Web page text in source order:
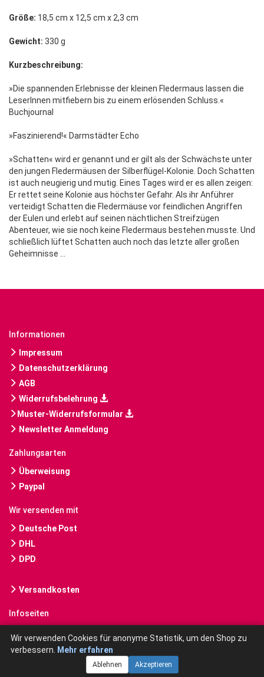
Größe: 18,5 cm x 12,5 cm x 2,3 cm
Gewicht: 330 g
Kurzbeschreibung:
»Die spannenden Erlebnisse der kleinen Fledermaus lassen die
LeserInnen mitfiebern bis zu einem erlösenden Schluss.«
Buchjournal
»Faszinierend!« Darmstädter Echo
»Schatten« wird er genannt und er gilt als der Schwächste unter
den jungen Fledermäusen der Silberflügel-Kolonie. Doch Schatten
ist auch neugierig und mutig. Eines Tages wird er es allen zeigen:
Er rettet seine Kolonie aus höchster Gefahr. Als ihr Anführer
verteidigt Schatten die Fledermäuse vor feindlichen Angriffen
der Eulen und erlebt auf seinen nächtlichen Streifzügen
Abenteuer, wie sie noch keine Fledermaus bestehen musste. Und
schließlich lüftet Schatten auch noch das letzte aller großen
Geheimnisse ...
Informationen
Impressum
Datenschutzerklärung
AGB
Widerrufsbelehrung
Muster-Widerrufsformular
Newsletter Anmeldung
Zahlungsarten
Überweisung
Paypal
Wir versenden mit
Deutsche Post
DHL
DPD
Versandkosten
Infoseiten
Wir verwenden Cookies für anonyme Statistik, um den Shop zu
verbessern.
Mehr erfahren
Ablehnen Akzeptieren